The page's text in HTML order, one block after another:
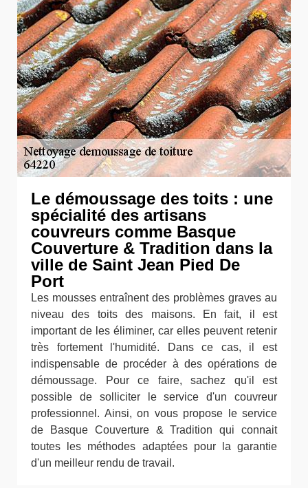
Le démoussage des toits : une
spécialité des artisans
couvreurs comme Basque
Couverture & Tradition dans la
ville de Saint Jean Pied De
Port
Les mousses entraînent des problèmes graves au
niveau des toits des maisons. En fait, il est
important de les éliminer, car elles peuvent retenir
très fortement l'humidité. Dans ce cas, il est
indispensable de procéder à des opérations de
démoussage. Pour ce faire, sachez qu'il est
possible de solliciter le service d'un couvreur
professionnel. Ainsi, on vous propose le service
de Basque Couverture & Tradition qui connait
toutes les méthodes adaptées pour la garantie
d'un meilleur rendu de travail.